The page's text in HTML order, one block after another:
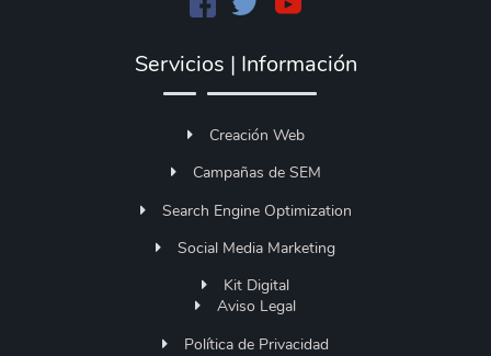
Servicios | Información
Creación Web
Campañas de SEM
Search Engine Optimization
Social Media Marketing
Kit Digital
Aviso Legal
Política de Privacidad